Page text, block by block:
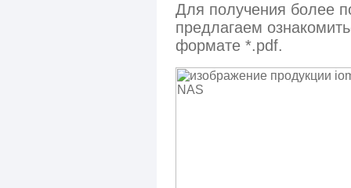
Для получения более
предлагаем
формате *.pdf.